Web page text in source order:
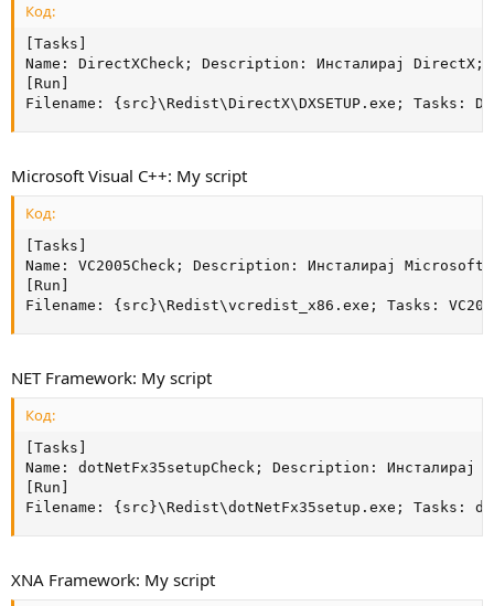
Код:
[Tasks]
Name: DirectXCheck; Description: Инсталирај
[Run]
Filename: {src}\Redist\DirectX\DXSETUP.exe; Tasks:
Microsoft Visual C++: My script
Код:
[Tasks]
Name: VC2005Check; Description: Инсталирај
[Run]
Filename: {src}\Redist\vcredist_x86.exe; Tasks:
NET Framework: My script
Код:
[Tasks]
Name: dotNetFx35setupCheck; Description:
[Run]
Filename: {src}\Redist\dotNetFx35setup.exe; Tasks:
XNA Framework: My script